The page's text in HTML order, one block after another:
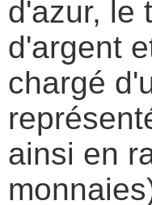
d'azur, le
d'argent
chargé
ainsi en